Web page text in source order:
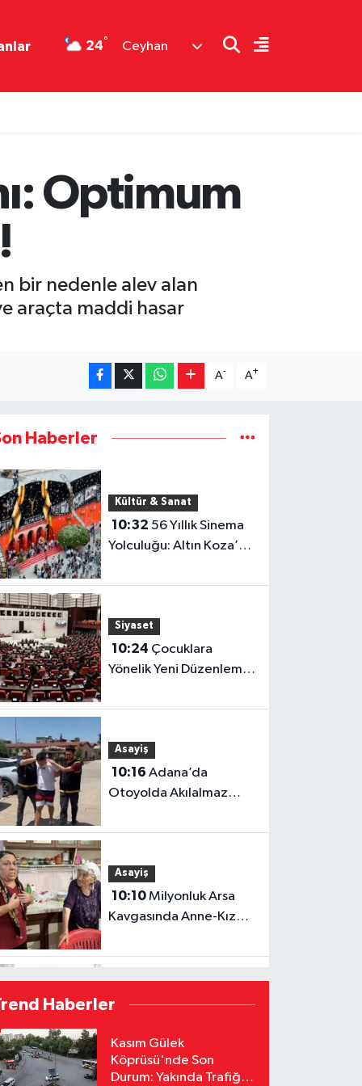
24° Ceyhan
Optimum
bir nedenle alev alan
araçta maddi hasar
A- A+
Haberler
Kültür & Sanat
10:32
Yolculuğu: Altın Koza’nın
Uzanan Hikâyesi
Siyaset
10:24
Yönelik Yeni Düzenleme
Önemli Değişiklik
Asayiş
10:16
Otoyolda Akılalmaz
“Hırsız Çok” Dedi
Asayiş
10:10Milyonluk Arsa
Kavgasında Anne-Kız
Şehit Ailelerini Yalnız
Bırakmadı
Haberler
Kasım Gülek
Köprüsü'nde Son
Durum: Yakında Trafiğe